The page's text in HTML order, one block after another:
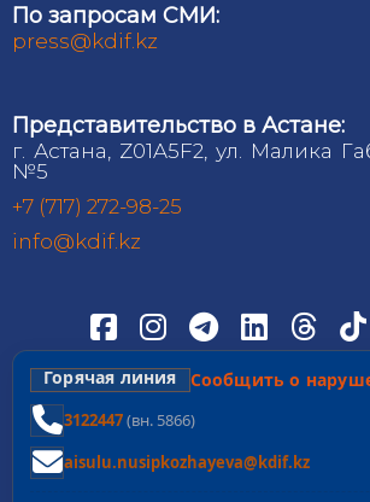
По запросам СМИ:
press@kdif.kz
Представительство в Астане:
г. Астана, Z01A5F2, ул. Малика
№5
+7 (717) 272-98-25
info@kdif.kz
Горячая линия Сообщить о
3122447(вн. 5866)
aisulu.nusipkozhayeva@kdif.kz